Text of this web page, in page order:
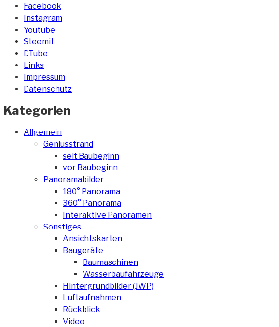
Facebook
Instagram
Youtube
Steemit
DTube
Links
Impressum
Datenschutz
Kategorien
Allgemein
Geniusstrand
seit Baubeginn
vor Baubeginn
Panoramabilder
180° Panorama
360° Panorama
Interaktive Panoramen
Sonstiges
Ansichtskarten
Baugeräte
Baumaschinen
Wasserbaufahrzeuge
Hintergrundbilder (JWP)
Luftaufnahmen
Rückblick
Video